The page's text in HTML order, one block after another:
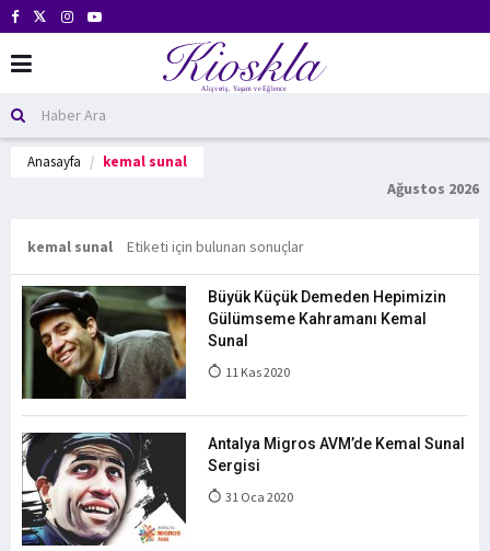
Anasayfa kemal sunal
Ağustos 2026
kemal sunal Etiketi için bulunan sonuçlar
Büyük Küçük Demeden Hepimizin
Gülümseme Kahramanı Kemal
Sunal
11 Kas 2020
Antalya Migros AVM’de Kemal Sunal
Sergisi
31 Oca 2020